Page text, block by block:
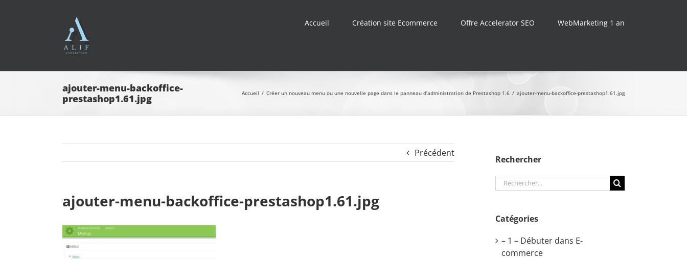
Accueil Création site Ecommerce Offre Accelerator SEO WebMarketing 1 an
ajouter-menu-backoffice-
prestashop1.61.jpg
Accueil / Créer un nouveau menu ou une nouvelle page dans le panneau d’administration de Prestashop 1.6 / ajouter-menu-backoffice-prestashop1.61.jpg
Précédent
ajouter-menu-backoffice-prestashop1.61.jpg
Rechercher
Rechercher:
Catégories
– 1 – Débuter dans E-
commerce